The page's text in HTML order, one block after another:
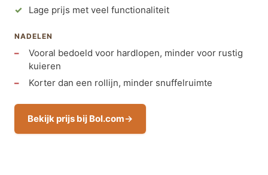
Lage prijs met veel functionaliteit
NADELEN
Vooral bedoeld voor hardlopen, minder voor rustig
kuieren
Korter dan een rollijn, minder snuffelruimte
Bekijk prijs bij Bol.com